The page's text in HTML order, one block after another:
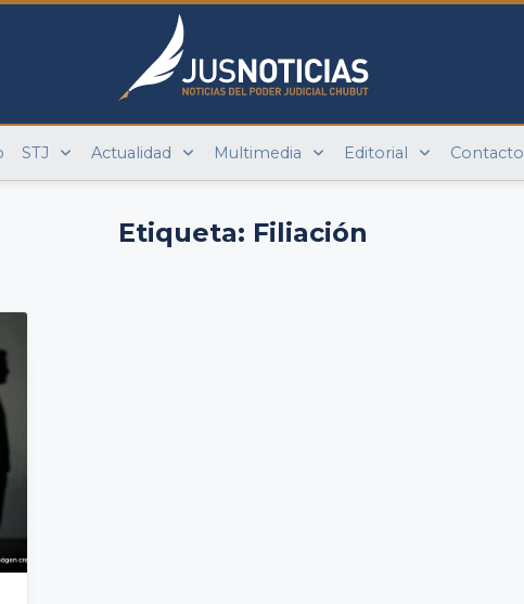
STJ Actualidad Multimedia Editorial Contacto
Etiqueta: Filiación